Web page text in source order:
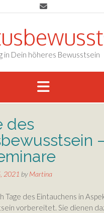
in Dein höheres Bewusstsein
des
2021 byMartina
Tage des Eintauchens in
vorbereitet. Sie dienen